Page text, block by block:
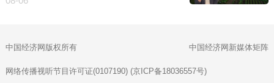
中国经济网版权所有 中国经济网新媒体矩阵
网络传播视听节目许可证(0107190) (京ICP备18036557号)